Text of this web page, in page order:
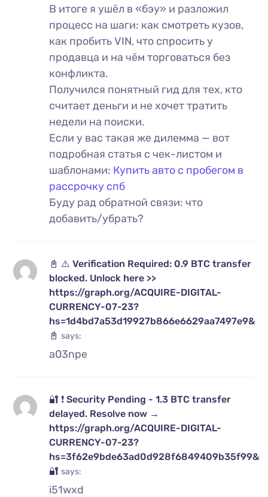
В итоге я ушёл в «бэу» и разложил
процесс на шаги: как смотреть кузов,
как пробить VIN, что спросить у
продавца и на чём торговаться без
конфликта.
Получился понятный гид для тех, кто
считает деньги и не хочет тратить
недели на поиски.
Если у вас такая же дилемма — вот
подробная статья с чек-листом и
шаблонами: Купить авто с пробегом в
рассрочку спб
Буду рад обратной связи: что
добавить/убрать?
📓 ⚠️ Verification Required: 0.9 BTC transfer
blocked. Unlock here >>
https://graph.org/ACQUIRE-DIGITAL-
CURRENCY-07-23?
hs=1d4bd7a53d19927b866e6629aa7497e9&
📓says:
a03npe
🔐 ❗ Security Pending - 1.3 BTC transfer
delayed. Resolve now →
https://graph.org/ACQUIRE-DIGITAL-
CURRENCY-07-23?
hs=3f62e9bde63ad0d928f6849409b35f99&
🔐says:
i51wxd